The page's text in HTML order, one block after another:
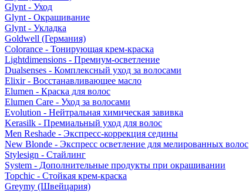
Glynt - Уход
Glynt - Окрашивание
Glynt - Укладка
Goldwell (Германия)
Colorance - Тонирующая крем-краска
Lightdimensions - Премиум-осветление
Dualsenses - Комплексный уход за волосами
Elixir - Восстанавливающее масло
Elumen - Краска для волос
Elumen Care - Уход за волосами
Evolution - Нейтральная химическая завивка
Kerasilk - Премиальный уход для волос
Men Reshade - Экспресс-коррекция седины
New Blonde - Экспресс осветление для мелированных волос
Stylesign - Стайлинг
System - Дополнительные продукты при окрашивании
Topchic - Стойкая крем-краска
Greymy (Швейцария)